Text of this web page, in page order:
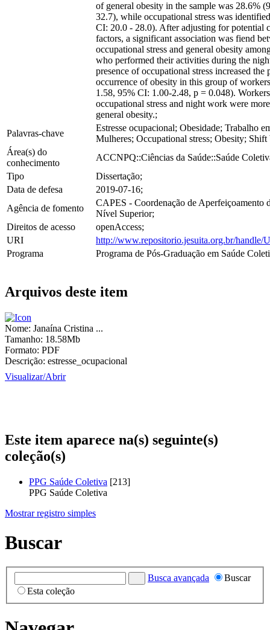
of general obesity in the sample was 28.6%
32.7), while occupational stress was
CI: 20.0 - 28.0). After adjusting for potential
factors, a significant association was fiend
occupational stress and general obesity
who performed their activities during the
presence of occupational stress increased
occurrence of obesity in this group of
1.58, 95% CI: 1.00-2.48, p = 0.048).
occupational stress and night work were
general obesity.;
Palavras-chave
Estresse ocupacional; Obesidade; Trabalho
Mulheres; Occupational stress; Obesity;
Área(s) do
conhecimento
ACCNPQ::Ciências da Saúde::Saúde
Tipo
Dissertação;
Data de defesa
2019-07-16;
Agência de fomento
CAPES - Coordenação de Aperfeiçoamento
Nível Superior;
Direitos de acesso
openAccess;
URI
http://www.repositorio.jesuita.org.br/handle/
Programa
Programa de Pós-Graduação em Saúde
Arquivos deste item
Nome: Janaína Cristina ...
Tamanho: 18.58Mb
Formato: PDF
Descrição: estresse_ocupacional
Visualizar/Abrir
Este item aparece na(s) seguinte(s)
coleção(s)
PPG Saúde Coletiva [213]
PPG Saúde Coletiva
Mostrar registro simples
Buscar
Busca avançada
Buscar
Esta coleção